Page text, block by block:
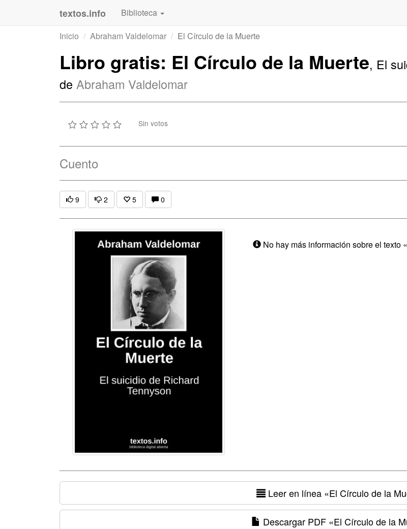
textos.info Biblioteca
Inicio
Abraham Valdelomar El Círculo de la Muerte
Libro gratis: El Círculo de la Muerte, El
de Abraham Valdelomar
Sin votos
Cuento
9 2 5 0
No hay más información sobre el texto
Leer en línea«El Círculo de la
Descargar PDF «El Círculo de la